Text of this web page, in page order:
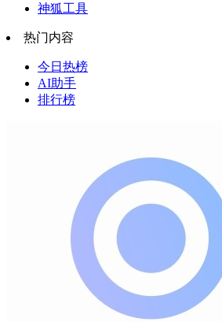
神狐工具
热门内容
今日热榜
AI助手
排行榜